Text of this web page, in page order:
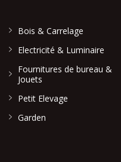
Bois & Carrelage
Electricité & Luminaire
Fournitures de bureau &
Jouets
Petit Elevage
Garden